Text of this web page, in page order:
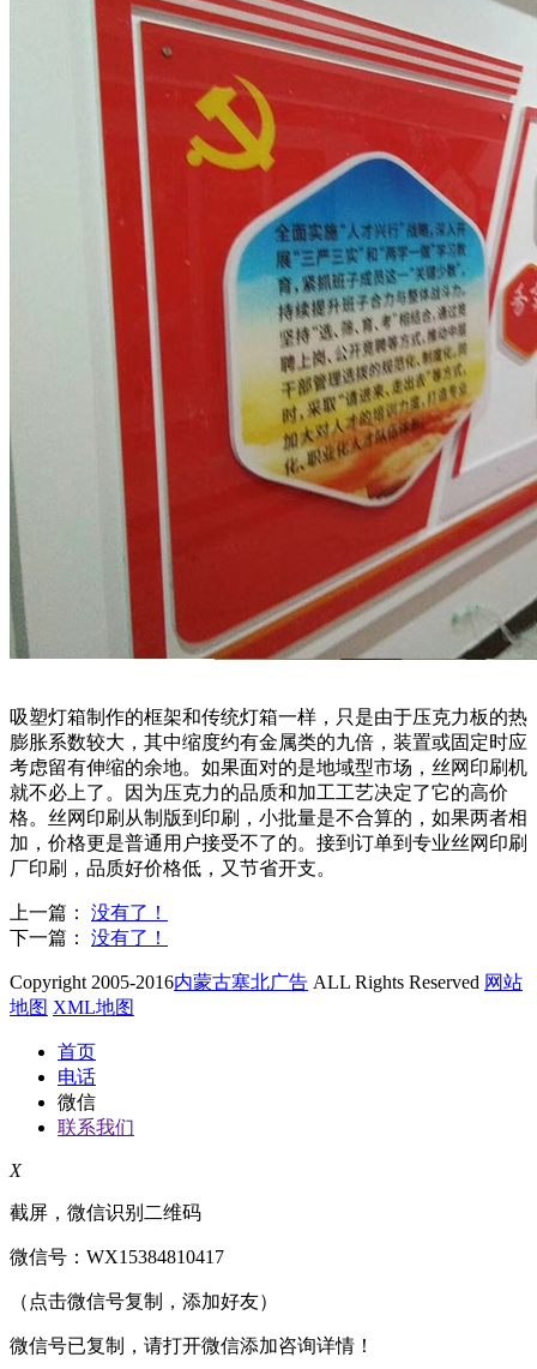
吸塑灯箱制作的框架和传统灯箱一样，只是由于压克力板的热
膨胀系数较大，其中缩度约有金属类的九倍，装置或固定时应
考虑留有伸缩的余地。如果面对的是地域型市场，丝网印刷机
就不必上了。因为压克力的品质和加工工艺决定了它的高价
格。丝网印刷从制版到印刷，小批量是不合算的，如果两者相
加，价格更是普通用户接受不了的。接到订单到专业丝网印刷
厂印刷，品质好价格低，又节省开支。
上一篇： 没有了！
下一篇： 没有了！
Copyright 2005-2016内蒙古塞北广告 ALL Rights Reserved 网站
地图 XML地图
首页
电话
微信
联系我们
X
截屏，微信识别二维码
微信号： WX15384810417
（点击微信号复制，添加好友）
微信号已复制，请打开微信添加咨询详情！